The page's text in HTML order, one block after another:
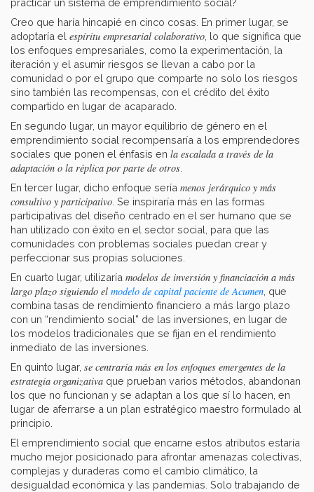
practicar un sistema de emprendimiento social?
Creo que haría hincapié en cinco cosas. En primer lugar, se
adoptaría el espíritu empresarial colaborativo , lo que significa que
los enfoques empresariales, como la experimentación, la
iteración y el asumir riesgos se llevan a cabo por la
comunidad o por el grupo que comparte no solo los riesgos
sino también las recompensas, con el crédito del éxito
compartido en lugar de acaparado.
En segundo lugar, un mayor equilibrio de género en el
emprendimiento social recompensaría a los emprendedores
sociales que ponen el énfasis en la escalada a través de la
adaptación o la réplica por parte de otros
En tercer lugar, dicho enfoque sería menos jerárquico y más
consultivo y participativo . Se inspiraría más en las formas
participativas del diseño centrado en el ser humano que se
han utilizado con éxito en el sector social, para que las
comunidades con problemas sociales puedan crear y
perfeccionar sus propias soluciones.
En cuarto lugar, utilizaría modelos de inversión y financiación a más
largo plazo siguiendo el modelo de capital paciente de Acumen , que
combina tasas de rendimiento financiero a más largo plazo
con un “rendimiento social” de las inversiones, en lugar de
los modelos tradicionales que se fijan en el rendimiento
inmediato de las inversiones.
En quinto lugar, se centraría más en los enfoques emergentes de la
estrategia organizativa que prueban varios métodos, abandonan
los que no funcionan y se adaptan a los que sí lo hacen, en
lugar de aferrarse a un plan estratégico maestro formulado al
principio.
El emprendimiento social que encarne estos atributos estaría
mucho mejor posicionado para afrontar amenazas colectivas,
complejas y duraderas como el cambio climático, la
desigualdad económica y las pandemias. Solo trabajando de